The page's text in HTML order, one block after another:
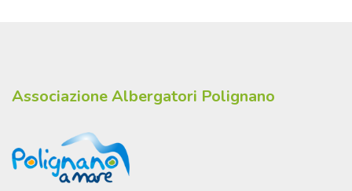
Associazione Albergatori Polignano